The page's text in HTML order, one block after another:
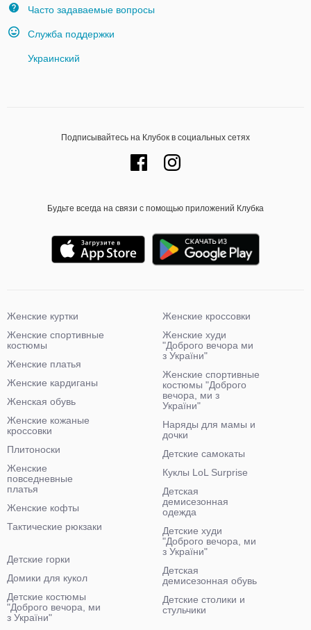
Часто задаваемые вопросы
Служба поддержки
Украинский
Подписывайтесь на Клубок в социальных сетях
Будьте всегда на связи с помощью приложений Клубка
Женские куртки
Женские спортивные
костюмы
Женские платья
Женские кардиганы
Женская обувь
Женские кожаные
кроссовки
Плитоноски
Женские
повседневные
платья
Женские кофты
Тактические рюкзаки
Женские кроссовки
Женские худи
"Доброго вечора ми
з України"
Женские спортивные
костюмы "Доброго
вечора, ми з
України"
Наряды для мамы и
дочки
Детские самокаты
Куклы LoL Surprise
Детская
демисезонная
одежда
Детские худи
"Доброго вечора, ми
з України"
Детская
демисезонная обувь
Детские столики и
стульчики
Детские горки
Домики для кукол
Детские костюмы
"Доброго вечора, ми
з України"